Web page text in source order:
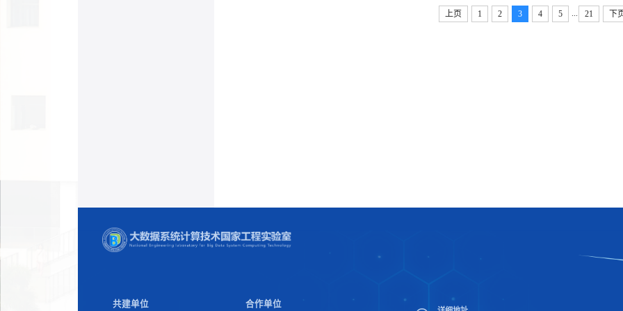
上页 1 2 3 4 5 21 下
共建单位 合作单位